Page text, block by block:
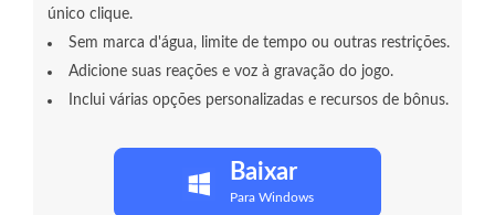
único clique.
Sem marca d'água, limite de tempo ou outras restrições.
Adicione suas reações e voz à gravação do jogo.
Inclui várias opções personalizadas e recursos de bônus.
Baixar
Para Windows